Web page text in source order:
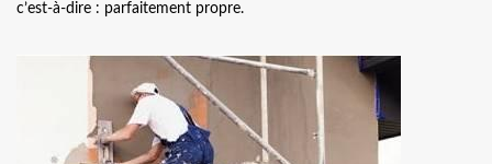
c’est-à-dire : parfaitement propre.